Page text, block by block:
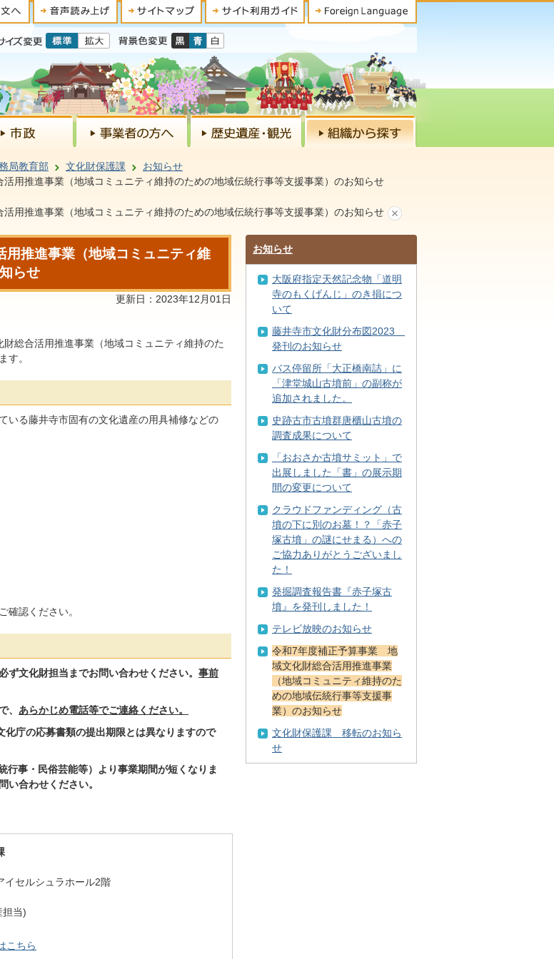
局教育部 文化財保護課
お知らせ
用推進事業（地域コミュニティ維持のための地域伝統行事等支援事業）のお知らせ
用推進事業（地域コミュニティ維持のための地域伝統行事等支援事業）のお知らせ
推進事業（地域コミュニティ維
らせ
更新日：2023年12月01日
総合活用推進事業（地域コミュニティ維持のた
す。
いる藤井寺市固有の文化遺産の用具補修などの
確認ください。
文化財担当までお問い合わせください。 事前
、 あらかじめ電話等でご連絡ください。
化庁の応募書類の提出期限とは異なりますので
事・民俗芸能等）より事業期間が短くなりま
い合わせください。
イセルシュラホール2階
当)
こちら
お知らせ
大阪府指定天然記念物「道明
寺のもくげんじ」のき損につ
いて
藤井寺市文化財分布図2023
発刊のお知らせ
バス停留所「大正橋南詰」に
「津堂城山古墳前」の副称が
追加されました。
史跡古市古墳群唐櫃山古墳の
調査成果について
「おおさか古墳サミット」で
出展しました「書」の展示期
間の変更について
クラウドファンディング（古
墳の下に別のお墓！？「赤子
塚古墳」の謎にせまる）への
ご協力ありがとうございまし
た！
発掘調査報告書『赤子塚古
墳』を発刊しました！
テレビ放映のお知らせ
令和7年度補正予算事業 地
域文化財総合活用推進事業
（地域コミュニティ維持のた
めの地域伝統行事等支援事
業）のお知らせ
文化財保護課 移転のお知ら
せ